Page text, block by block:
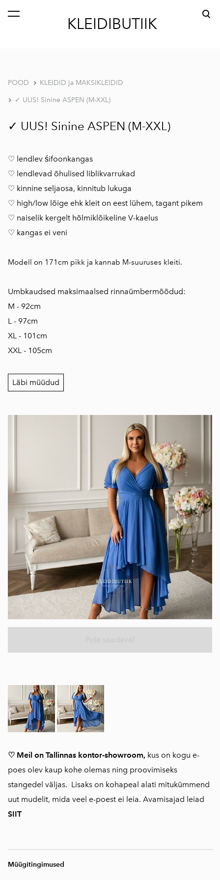
KLEIDIBUTIIK
lisati ostukorvi. Vaata ostukorvi
POOD KLEIDID ja MAKSIKLEIDID
✓ UUS! Sinine ASPEN (M-XXL)
♡ Meil on Tallinnas kontor-showroom, kus on kogu e-
poes olev kaup kohe olemas ning proovimiseks
stangedel väljas. Lisaks on kohapeal alati mitukümmend
uut mudelit, mida veel e-poest ei leia. Avamisajad leiad
SIIT
✓ UUS! Sinine ASPEN (M-XXL)
♡ lendlev śifoonkangas
♡ lendlevad õhulised liblikvarrukad
♡ kinnine seljaosa, kinnitub lukuga
♡ high/low lõige ehk kleit on eest lühem, tagant pikem
♡ naiselik kergelt hõlmiklõikeline V-kaelus
♡ kangas ei veni
Modell on 171cm pikk ja kannab M-suuruses kleiti.
Umbkaudsed maksimaalsed rinnaümbermõõdud:
M - 92cm
L - 97cm
XL - 101cm
XXL - 105cm
Läbi müüdud
Müügitingimused